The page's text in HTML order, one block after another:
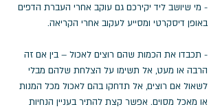
- מי שיושב ליד יקירכם גם עוקב אחרי העברת הדפים
באופן דיסקרטי ומסייע לעקוב אחרי הקריאה.
- תכבדו את הכמות שהם רוצים לאכול – בין אם זה
הרבה או מעט, אל תשימו על הצלחת שלהם מבלי
לשאול אם רוצים, אל תדחקו בהם לאכול מכל המנות
או מאכל מסוים. אפשר קצת להתיר בעניין הנחיות